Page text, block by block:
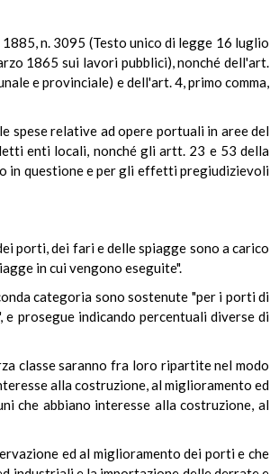
n. 3095 (Testo unico di legge 16 luglio
1865 sui lavori pubblici), nonché dell'art.
e provinciale) e dell'art. 4, primo comma,
spese relative ad opere portuali in aree del
enti locali, nonché gli artt. 23 e 53 della
in questione e per gli effetti pregiudizievoli
porti, dei fari e delle spiagge sono a carico
in cui vengono eseguite".
categoria sono sostenute "per i porti di
prosegue indicando percentuali diverse di
classe saranno fra loro ripartite nel modo
alla costruzione, al miglioramento ed
che abbiano interesse alla costruzione, al
ed al miglioramento dei porti e che